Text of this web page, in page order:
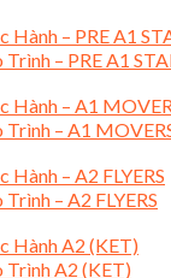
Hành – PRE A1
Trình – PRE A1
Hành – A1
Trình – A1
Hành – A2 FLYERS
Trình – A2 FLYERS
Hành A2 (KET)
Trình A2 (KET)